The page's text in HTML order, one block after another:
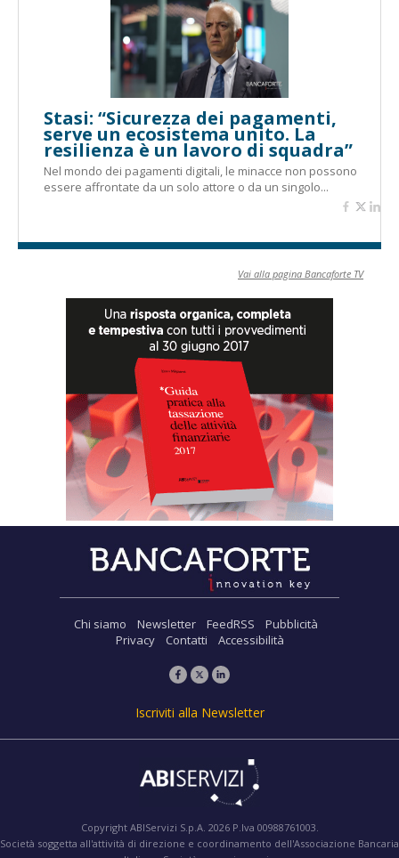
Stasi: “Sicurezza dei pagamenti,
serve un ecosistema unito. La
resilienza è un lavoro di squadra”
Nel mondo dei pagamenti digitali, le minacce non possono
essere affrontate da un solo attore o da un singolo...
Vai alla pagina Bancaforte TV
Chi siamo Newsletter FeedRSS
Pubblicità
Privacy
Contatti Accessibilità
Iscriviti alla Newsletter
Copyright ABIServizi S.p.A. 2026 P.Iva 00988761003.
Società soggetta all'attività di direzione e coordinamento dell'Associazione Bancaria